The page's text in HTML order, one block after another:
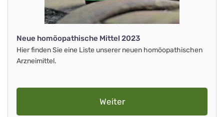
Neue homöopathische Mittel 2023
Hier finden Sie eine Liste unserer neuen homöopathischen
Arzneimittel.
Weiter